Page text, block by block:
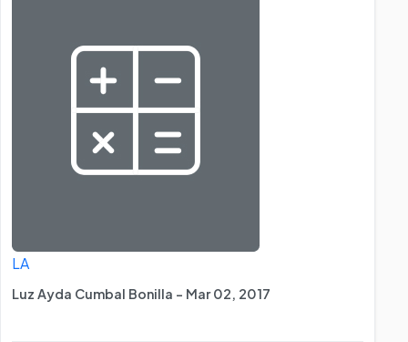
LA
Luz Ayda Cumbal Bonilla - Mar 02, 2017